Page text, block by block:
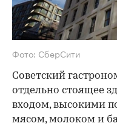
Фото: СберСити
Советский
отдельно стоящее
входом, высокими
мясом, молоком и